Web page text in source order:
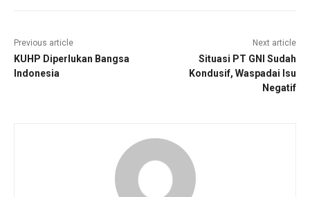
Previous article
KUHP Diperlukan Bangsa
Indonesia
Next article
Situasi PT GNI Sudah
Kondusif, Waspadai Isu
Negatif